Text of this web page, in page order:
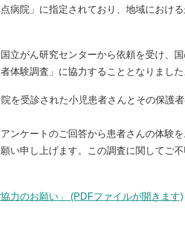
病院」に指定されており、地域におけ
立がん研究センターから依頼を受け、
体験調査」に協力することとなりました
を受診された小児患者さんとその保護
ンケートのご回答から患者さんの体験
い申し上げます。この調査に関してご
力のお願い」 (PDFファイルが開きます)